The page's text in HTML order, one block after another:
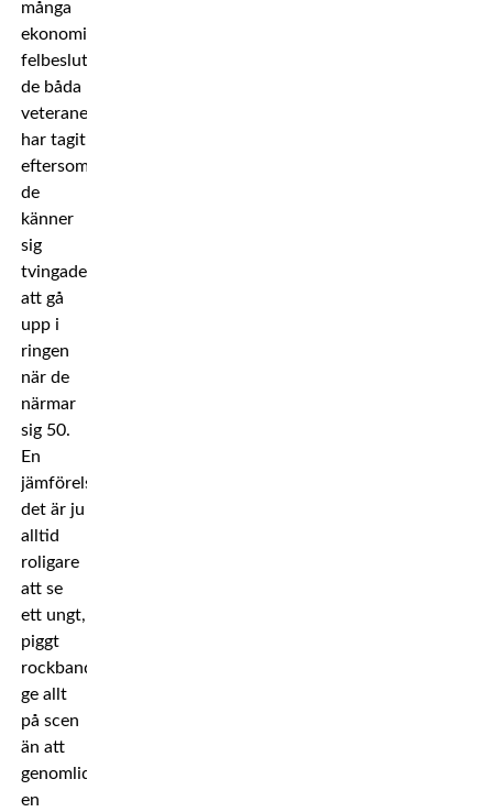
många
ekonomiska
felbeslut
de båda
veteranerna
har tagit
eftersom
de
känner
sig
tvingade
att gå
upp i
ringen
när de
närmar
sig 50.
En
jämförelse:
det är ju
alltid
roligare
att se
ett ungt,
piggt
rockband
ge allt
på scen
än att
genomlida
en